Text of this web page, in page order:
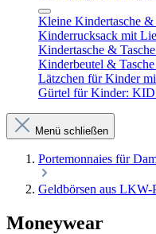
Kleine Kindertasche
Kinderrucksack mit
Kindertasche &
Kinderbeutel &
Lätzchen für Kinder
Gürtel für Kinder:
Menü schließen
Portemonnaies für
Geldbörsen aus
Moneywear